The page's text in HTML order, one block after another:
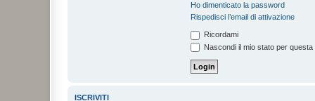
Ho dimenticato la password
Rispedisci l’email di attivazione
Ricordami
Nascondi il mio stato per
ISCRIVITI